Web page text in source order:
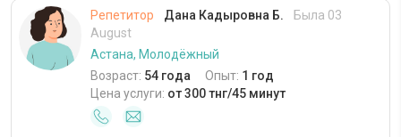
Репетитор Дана Кадыровна Б.
Была 03
August
Астана, Молодёжный
Возраст: 54 года Опыт: 1 год
Цена услуги: от 300 тнг/45 минут